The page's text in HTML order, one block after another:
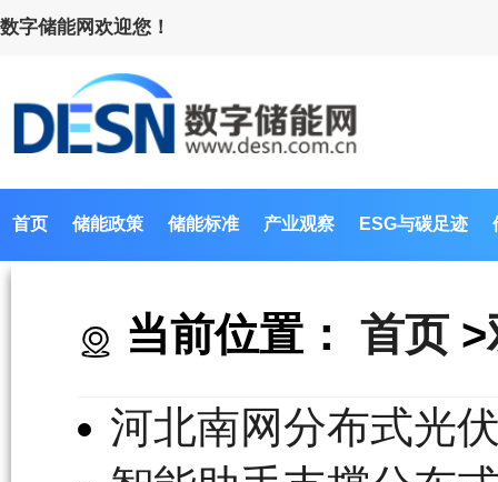
数字储能网欢迎您！
首页 储能政策 储能标准 产业观察 ESG与碳足迹
当前位置： 首页 >
河北南网分布式光